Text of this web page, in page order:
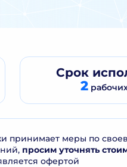
Срок
2
принимает меры по
просим уточнять
офертой